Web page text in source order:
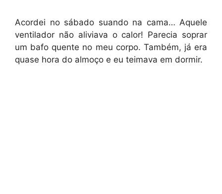
Acordei no sábado suando na cama… Aquele
ventilador não aliviava o calor! Parecia soprar
um bafo quente no meu corpo. Também, já era
quase hora do almoço e eu teimava em dormir.